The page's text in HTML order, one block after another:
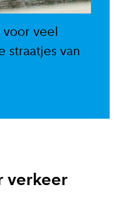
voor veel
straatjes van
verkeer